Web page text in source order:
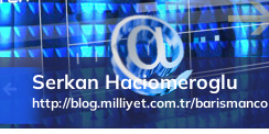
Serkan Haciomeroglu
http://blog.milliyet.com.tr/barismanco